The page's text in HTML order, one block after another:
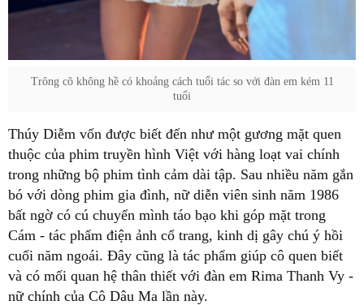
Trông cô không hề có khoảng cách tuổi tác so với đàn em kém 11
tuổi
Thúy Diễm vốn được biết đến như một gương mặt quen
thuộc của phim truyền hình Việt với hàng loạt vai chính
trong những bộ phim tình cảm dài tập. Sau nhiều năm gắn
bó với dòng phim gia đình, nữ diễn viên sinh năm 1986
bất ngờ có cú chuyển mình táo bạo khi góp mặt trong
Cám - tác phẩm điện ảnh cổ trang, kinh dị gây chú ý hồi
cuối năm ngoái. Đây cũng là tác phẩm giúp cô quen biết
và có mối quan hệ thân thiết với đàn em Rima Thanh Vy -
nữ chính của Cô Dâu Ma lần này.